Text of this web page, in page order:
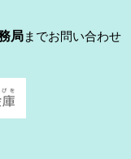
局までお問い合わせ